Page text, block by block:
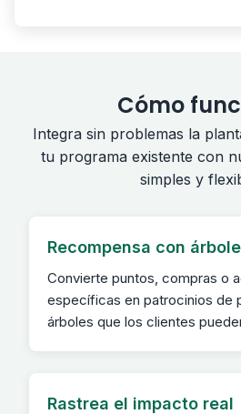
Cómo
Integra sin problemas la
tu programa existente con
simples y
Recompensa con
Convierte puntos, compras o
específicas en patrocinios de
árboles que los clientes
Rastrea el impacto real